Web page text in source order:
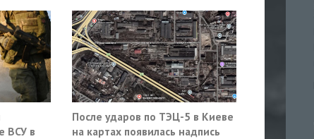
ВСУ в
После ударов по ТЭЦ-5 в Киеве
на картах появилась надпись